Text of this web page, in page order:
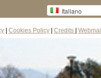
Italiano
Cookies Policy Credits Webmail